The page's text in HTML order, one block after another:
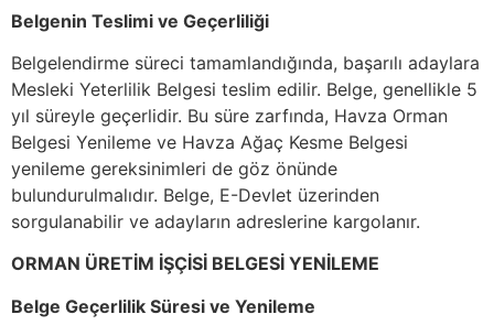
Belgenin Teslimi ve Geçerliliği
Belgelendirme süreci tamamlandığında, başarılı adaylara
Mesleki Yeterlilik Belgesi teslim edilir. Belge, genellikle 5
yıl süreyle geçerlidir. Bu süre zarfında, Havza Orman
Belgesi Yenileme ve Havza Ağaç Kesme Belgesi
yenileme gereksinimleri de göz önünde
bulundurulmalıdır. Belge, E-Devlet üzerinden
sorgulanabilir ve adayların adreslerine kargolanır.
ORMAN ÜRETİM İŞÇİSİ BELGESİ YENİLEME
Belge Geçerlilik Süresi ve Yenileme